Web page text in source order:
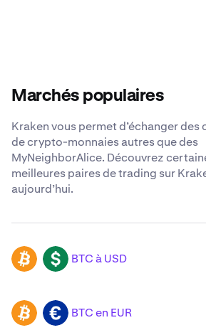
Marchés populaires
Kraken vous permet d’échanger des
de crypto-monnaies autres que des
MyNeighborAlice. Découvrez
meilleures paires de trading sur
aujourd’hui.
BTC USD BTC à USD
BTC EUR BTC en EUR